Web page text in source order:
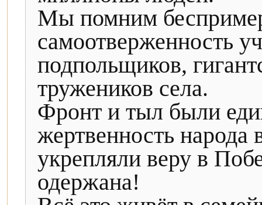
Мы помним
самоотверженность
подпольщиков,
тружеников села.
Фронт и тыл были
жертвенность
укрепляли веру в
одержана!